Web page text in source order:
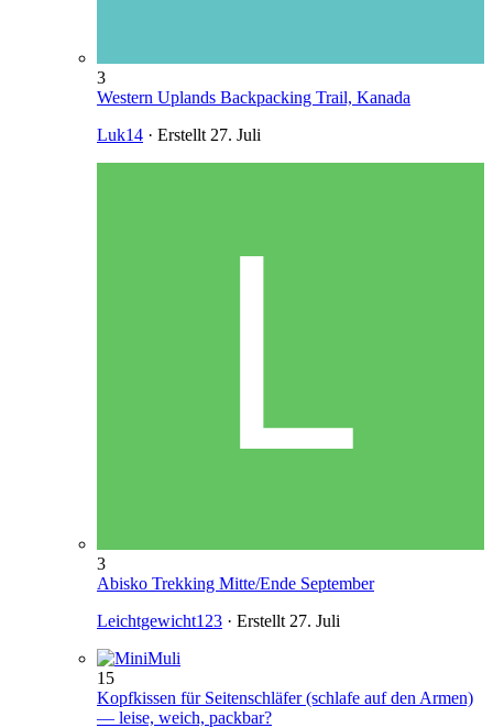
3
Western Uplands Backpacking Trail, Kanada
Luk14 · Erstellt 27. Juli
3
Abisko Trekking Mitte/Ende September
Leichtgewicht123 · Erstellt 27. Juli
15
Kopfkissen für Seitenschläfer (schlafe auf den Armen)
— leise, weich, packbar?